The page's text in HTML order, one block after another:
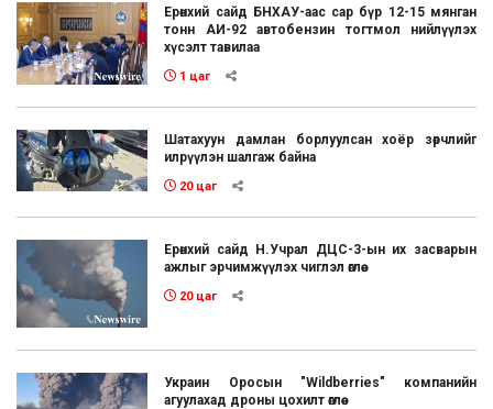
Ерөнхий сайд БНХАУ-аас сар бүр 12-15 мянган
тонн АИ-92 автобензин тогтмол нийлүүлэх
хүсэлт тавилаа
1 цаг
Шатахуун дамлан борлуулсан хоёр зөрчлийг
илрүүлэн шалгаж байна
20 цаг
Ерөнхий сайд Н.Учрал ДЦС-3-ын их засварын
ажлыг эрчимжүүлэх чиглэл өглөө
20 цаг
Украин Оросын "Wildberries" компанийн
агуулахад дроны цохилт өглөө